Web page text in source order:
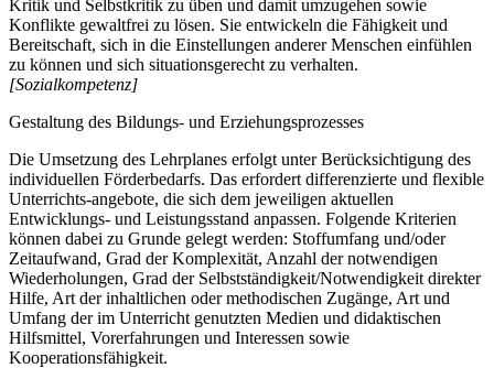
Kritik und Selbstkritik zu üben und damit umzugehen sowie
Konflikte gewaltfrei zu lösen. Sie entwickeln die Fähigkeit und
Bereitschaft, sich in die Einstellungen anderer Menschen einfühlen
zu können und sich situationsgerecht zu verhalten.
[Sozialkompetenz]
Gestaltung des Bildungs- und Erziehungsprozesses
Die Umsetzung des Lehrplanes erfolgt unter Berücksichtigung des
individuellen Förderbedarfs. Das erfordert differenzierte und flexible
Unterrichts-angebote, die sich dem jeweiligen aktuellen
Entwicklungs- und Leistungsstand anpassen. Folgende Kriterien
können dabei zu Grunde gelegt werden: Stoffumfang und/oder
Zeitaufwand, Grad der Komplexität, Anzahl der notwendigen
Wiederholungen, Grad der Selbstständigkeit/Notwendigkeit direkter
Hilfe, Art der inhaltlichen oder methodischen Zugänge, Art und
Umfang der im Unterricht genutzten Medien und didaktischen
Hilfsmittel, Vorerfahrungen und Interessen sowie
Kooperationsfähigkeit.